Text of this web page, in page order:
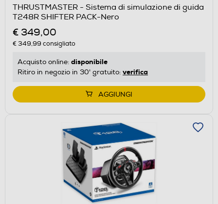
THRUSTMASTER - Sistema di simulazione di guida
T248R SHIFTER PACK-Nero
€ 349,00
€ 349,99 consigliato
Acquisto online: disponibile
Ritiro in negozio in 30' gratuito: verifica
AGGIUNGI